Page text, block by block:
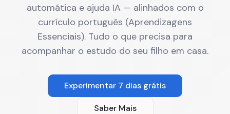
automática e ajuda IA — alinhados com o
currículo português (Aprendizagens
Essenciais). Tudo o que precisa para
acompanhar o estudo do seu filho em casa.
Experimentar 7 dias grátis
Saber Mais